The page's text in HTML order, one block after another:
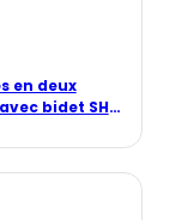
en deux
bidet SH-